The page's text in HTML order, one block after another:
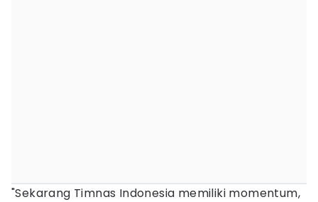
"Sekarang Timnas Indonesia memiliki momentum,